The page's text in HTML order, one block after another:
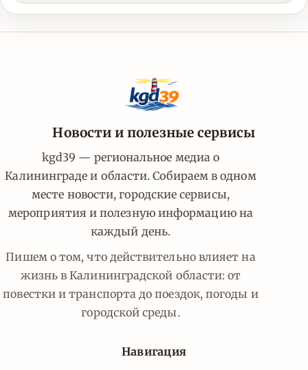
Новости и полезные сервисы
kgd39 — региональное медиа о
Калининграде и области. Собираем в одном
месте новости, городские сервисы,
мероприятия и полезную информацию на
каждый день.
Пишем о том, что действительно влияет на
жизнь в Калининградской области: от
повестки и транспорта до поездок, погоды и
городской среды.
Навигация